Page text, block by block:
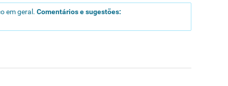
em geral. Comentários e sugestões: